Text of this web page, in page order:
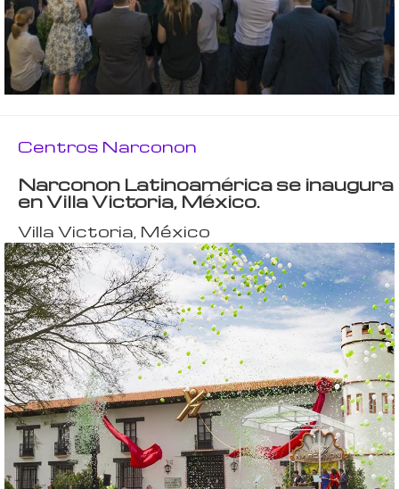
Centros Narconon
Narconon Latinoamérica se inaugura
en Villa Victoria, México.
Villa Victoria, México